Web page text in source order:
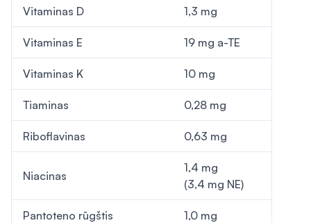
Vitaminas D 1,3 mg
Vitaminas E 19 mg a-TE
Vitaminas K 10 mg
Tiaminas 0,28 mg
Riboflavinas 0,63 mg
Niacinas
1,4 mg
(3,4 mg NE)
Pantoteno rūgštis 1,0 mg